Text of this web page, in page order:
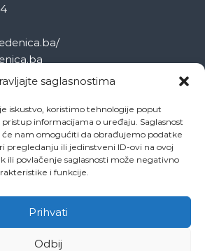
saglasnostima
iskustvo, koristimo tehnologije poput
informacijama o uređaju. Saglasnost
nam omogućiti da obrađujemo podatke
pregledanju ili jedinstveni ID-ovi na ovoj
ili povlačenje saglasnosti može negativno
i funkcije.
Prihvati
Odbij
207 963
215 668
246 212
246 208
+ 387 33 207 001